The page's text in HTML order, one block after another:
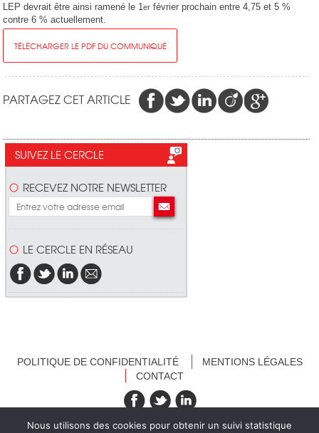
LEP devrait être ainsi ramené le 1er février prochain entre 4,75 et 5 %
contre 6 % actuellement.
TÉLÉCHARGER LE PDF DU COMMUNIQUÉ
PARTAGEZ CET ARTICLE
SUIVEZ LE CERCLE
RECEVEZ NOTRE NEWSLETTER
LE CERCLE EN RÉSEAU
POLITIQUE DE CONFIDENTIALITÉ
MENTIONS LÉGALES
CONTACT
recevez nos newsletters
Nous utilisons des cookies pour obtenir un suivi statistique